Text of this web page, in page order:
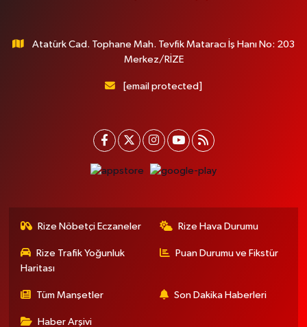
Atatürk Cad. Tophane Mah. Tevfik Mataracı İş Hanı No: 203
Merkez/RİZE
[email protected]
Rize Nöbetçi Eczaneler Rize Hava Durumu
Rize Trafik Yoğunluk
Haritası
Puan Durumu ve Fikstür
Tüm Manşetler Son Dakika Haberleri
Haber Arşivi